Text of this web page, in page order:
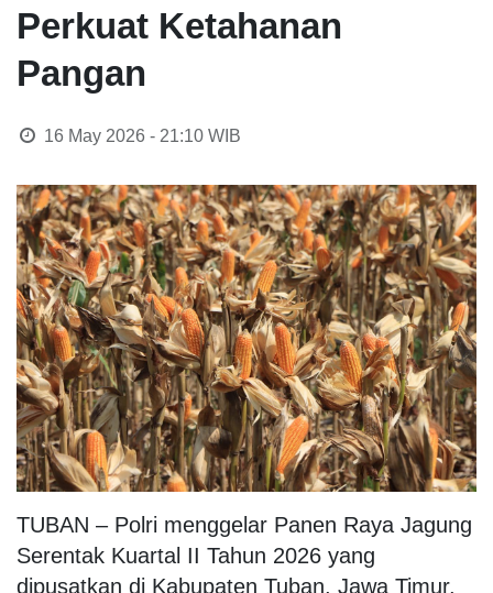
Perkuat Ketahanan
Pangan
16 May 2026 - 21:10WIB
TUBAN – Polri menggelar Panen Raya Jagung
Serentak Kuartal II Tahun 2026 yang
dipusatkan di Kabupaten Tuban, Jawa Timur,